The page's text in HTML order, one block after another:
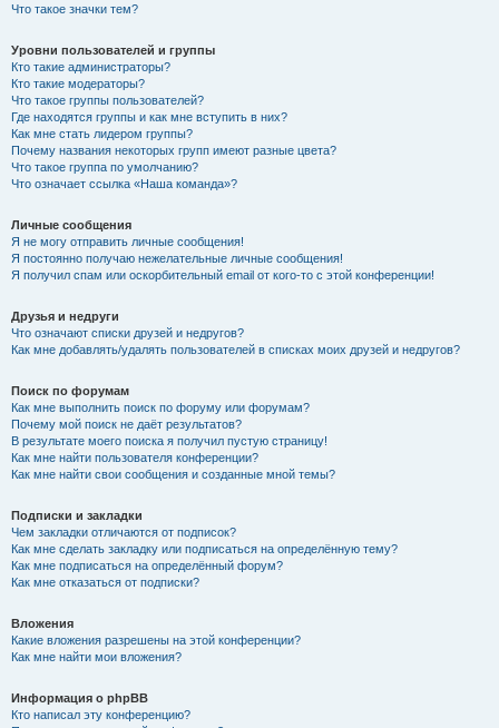
Что такое значки тем?
Уровни пользователей и группы
Кто такие администраторы?
Кто такие модераторы?
Что такое группы пользователей?
Где находятся группы и как мне вступить в них?
Как мне стать лидером группы?
Почему названия некоторых групп имеют разные цвета?
Что такое группа по умолчанию?
Что означает ссылка «Наша команда»?
Личные сообщения
Я не могу отправить личные сообщения!
Я постоянно получаю нежелательные личные сообщения!
Я получил спам или оскорбительный email от кого-то с этой конференции!
Друзья и недруги
Что означают списки друзей и недругов?
Как мне добавлять/удалять пользователей в списках моих друзей и недругов?
Поиск по форумам
Как мне выполнить поиск по форуму или форумам?
Почему мой поиск не даёт результатов?
В результате моего поиска я получил пустую страницу!
Как мне найти пользователя конференции?
Как мне найти свои сообщения и созданные мной темы?
Подписки и закладки
Чем закладки отличаются от подписок?
Как мне сделать закладку или подписаться на определённую тему?
Как мне подписаться на определённый форум?
Как мне отказаться от подписки?
Вложения
Какие вложения разрешены на этой конференции?
Как мне найти мои вложения?
Информация о phpBB
Кто написал эту конференцию?